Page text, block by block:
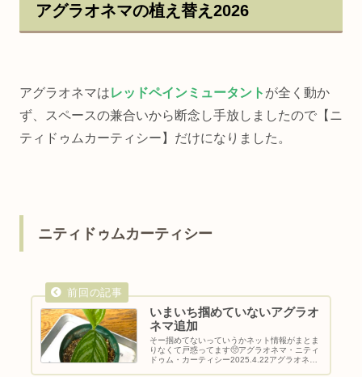
アグラオネマの植え替え2026
アグラオネマはレッドペインミュータント が全く動か
ず、スペースの兼合いから断念し手放しましたので【ニ
ティドゥムカーティシー】だけになりました。
ニティドゥムカーティシー
いまいち掴めていないアグラオ
ネマ追加
そー掴めてないっていうかネット情報がまとま
りなくて戸惑ってます🥺アグラオネマ・ニティ
ドゥム・カーティシー2025.4.22アグラオネ